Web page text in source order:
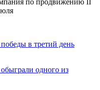
в третий день
одного из